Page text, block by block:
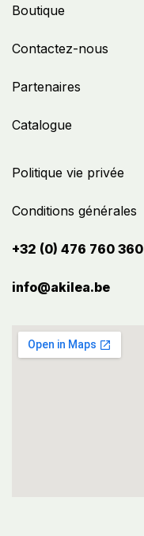
Politique vie privée
Conditions générales
+32 (0) 476 760 360
info@akilea.be​
Boutique
Contactez-nous
Partenaires
Catalogue